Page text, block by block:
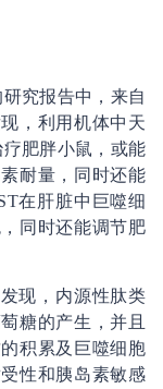
究报告中，来自
，利用机体中天
肥胖小鼠，或能
耐量，同时还能
在肝脏中巨噬细
同时还能调节肥
现，内源性肽类
糖的产生，并且
积累及巨噬细胞
性和胰岛素敏感